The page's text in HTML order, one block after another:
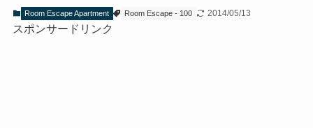
Room Escape Apartment Room Escape - 100 2014/05/13
スポンサードリンク